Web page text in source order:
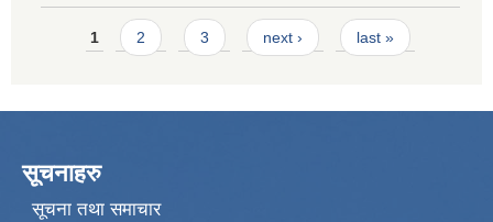
Pages
1 2 3 next › last »
सूचनाहरु
सूचना तथा समाचार